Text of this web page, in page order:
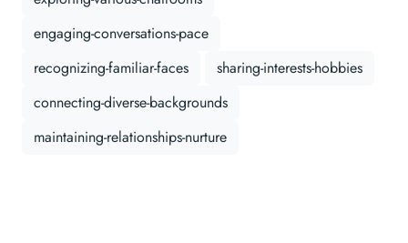
engaging-conversations-pace
recognizing-familiar-faces
sharing-interests-hobbies
connecting-diverse-backgrounds
maintaining-relationships-nurture